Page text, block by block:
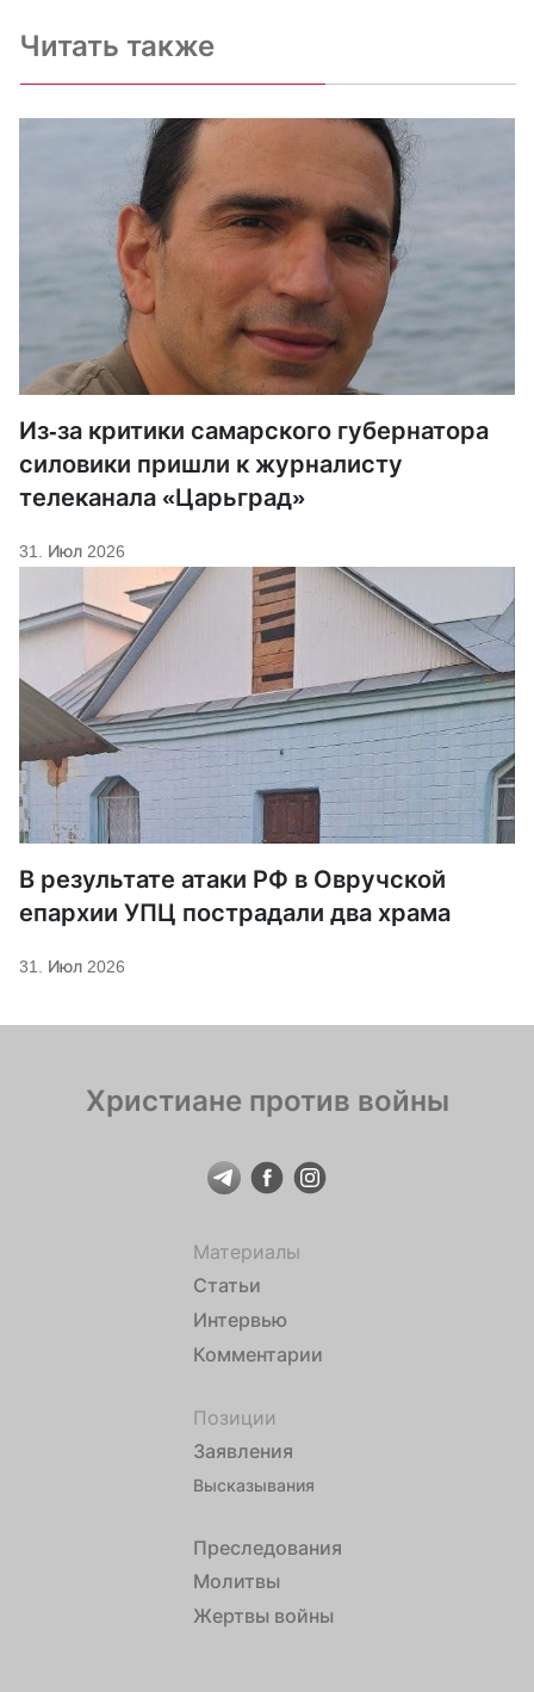
Читать также
Из-за критики самарского губернатора
силовики пришли к журналисту
телеканала «Царьград»
31. Июл 2026
В результате атаки РФ в Овручской
епархии УПЦ пострадали два храма
31. Июл 2026
Христиане против войны
Материалы
Статьи
Интервью
Комментарии
Позиции
Заявления
Высказывания
Преследования
Молитвы
Жертвы войны